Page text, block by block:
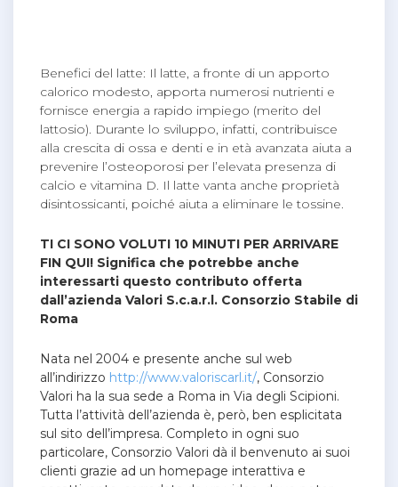
Benefici del latte: Il latte, a fronte di un apporto
calorico modesto, apporta numerosi nutrienti e
fornisce energia a rapido impiego (merito del
lattosio). Durante lo sviluppo, infatti, contribuisce
alla crescita di ossa e denti e in età avanzata aiuta a
prevenire l’osteoporosi per l’elevata presenza di
calcio e vitamina D. Il latte vanta anche proprietà
disintossicanti, poiché aiuta a eliminare le tossine.
TI CI SONO VOLUTI 10 MINUTI PER ARRIVARE
FIN QUI! Significa che potrebbe anche
interessarti questo contributo offerta
dall’azienda Valori S.c.a.r.l. Consorzio Stabile di
Roma
Nata nel 2004 e presente anche sul web
all’indirizzo http://www.valoriscarl.it/, Consorzio
Valori ha la sua sede a Roma in Via degli Scipioni.
Tutta l’attività dell’azienda è, però, ben esplicitata
sul sito dell’impresa. Completo in ogni suo
particolare, Consorzio Valori dà il benvenuto ai suoi
clienti grazie ad un homepage interattiva e